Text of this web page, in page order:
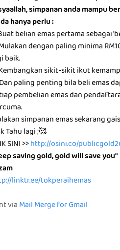
simpanan anda mampu
hanya perlu :
belian emas pertama sebagai
dengan paling minima
baik.
sikit-sikit ikut
paling penting bila beli emas
pembelian emas dan
simpanan emas sekarang
Tahu lagi ;🥰
SINI >>http://osini.co/
saving gold, gold will save you"
linktr.ee/tokperaihemas
viaMail Merge for Gmail